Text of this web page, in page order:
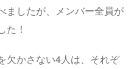
ましたが、メンバー全員が
た！
欠かさない4人は、それぞ